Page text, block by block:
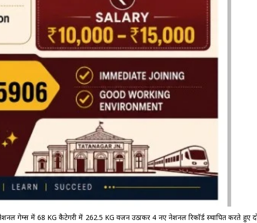
नेशनल गेम्स में 68 KG कैटेगरी में 262.5 KG वजन उठाकर 4 नए नेशनल रिकॉर्ड स्थापित करते हुए